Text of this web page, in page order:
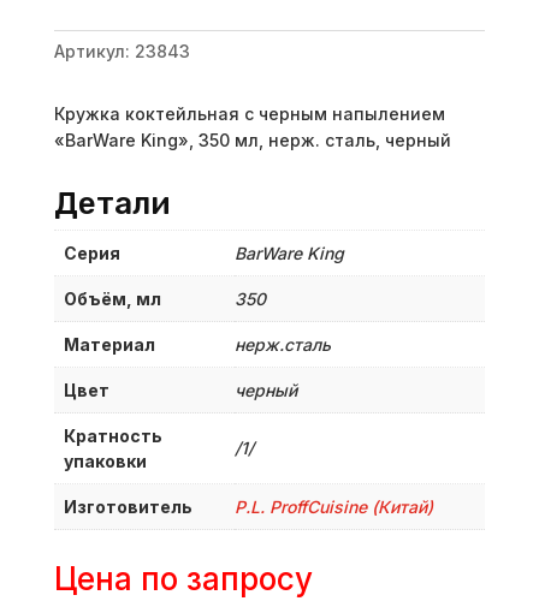
Артикул: 23843
Кружка коктейльная с черным напылением
«BarWare King», 350 мл, нерж. сталь, черный
Детали
Серия BarWare King
Объём, мл 350
Материал нерж.сталь
Цвет черный
Кратность
упаковки
/1/
Изготовитель P.L. ProffСuisine (Китай)
Цена по запросу